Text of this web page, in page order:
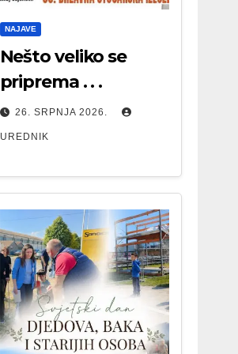
NAJAVE
Nešto veliko se
priprema . . .
26. SRPNJA 2026.
UREDNIK